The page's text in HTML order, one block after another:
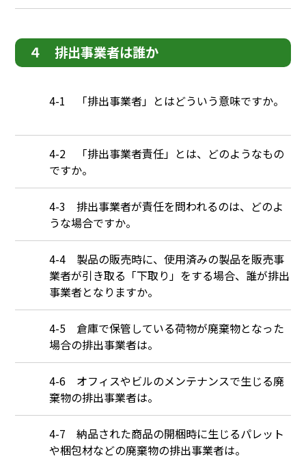
４ 排出事業者は誰か
4-1 「排出事業者」とはどういう意味ですか。
4-2 「排出事業者責任」とは、どのようなもの
ですか。
4-3 排出事業者が責任を問われるのは、どのよ
うな場合ですか。
4-4 製品の販売時に、使用済みの製品を販売事
業者が引き取る「下取り」をする場合、誰が排出
事業者となりますか。
4-5 倉庫で保管している荷物が廃棄物となった
場合の排出事業者は。
4-6 オフィスやビルのメンテナンスで生じる廃
棄物の排出事業者は。
4-7 納品された商品の開梱時に生じるパレット
や梱包材などの廃棄物の排出事業者は。